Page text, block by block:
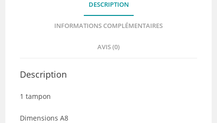
DESCRIPTION
INFORMATIONS COMPLÉMENTAIRES
AVIS (0)
Description
1 tampon
Dimensions A8